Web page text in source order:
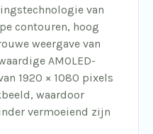
van
contouren, hoog
weergave van
AMOLED-
1920 × 1080 pixels
waardoor
vermoeiend zijn